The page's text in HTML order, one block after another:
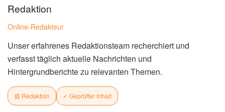
Redaktion
Online-Redakteur
Unser erfahrenes Redaktionsteam recherchiert und
verfasst täglich aktuelle Nachrichten und
Hintergrundberichte zu relevanten Themen.
📰 Redaktion ✓ Geprüfter Inhalt